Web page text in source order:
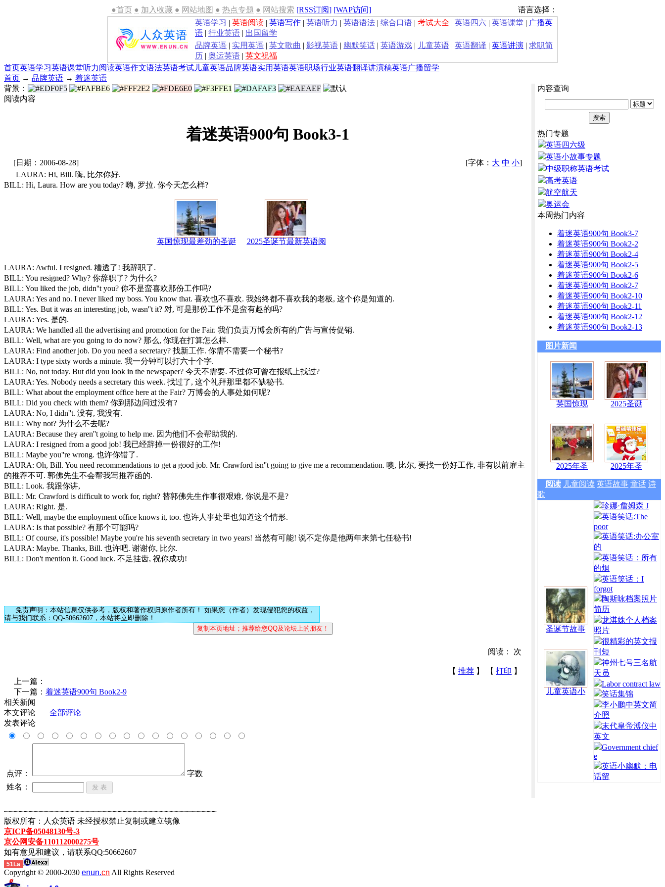
●首页 ● 加入收藏 ● 网站地图 ● 热点专题 ● 网站搜索 [RSS订阅] [WAP访问]
语言选择：
英语学习 | 英语阅读 | 英语写作 | 英语听力 | 英语语法 | 综合口语 | 考试大全 | 英语四六 | 英语课堂 | 广播英
语 | 行业英语 | 出国留学
品牌英语 | 实用英语 | 英文歌曲 | 影视英语 | 幽默笑话 | 英语游戏 | 儿童英语 | 英语翻译 | 英语讲演 | 求职简
历 | 奥运英语 | 英文祝福
首页英语学习英语课堂听力阅读英语作文语法英语考试 儿童英语品牌英语实用英语英语职场行业英语翻译讲演稿英语广播留学
首页 → 品牌英语 → 着迷英语
背景：
阅读内容
着迷英语900句 Book3-1
[日期：2006-08-28] [字体： 大 中 小]
LAURA: Hi, Bill. 嗨, 比尔你好.
BILL: Hi, Laura. How are you today? 嗨, 罗拉. 你今天怎么样?
英国惊现最差劲的圣诞 2025圣诞节最新英语阅
LAURA: Awful. I resigned. 糟透了! 我辞职了.
BILL: You resigned? Why? 你辞职了? 为什么?
BILL: You liked the job, didn''t you? 你不是蛮喜欢那份工作吗?
LAURA: Yes and no. I never liked my boss. You know that. 喜欢也不喜欢. 我始终都不喜欢我的老板, 这个你是知道的.
BILL: Yes. But it was an interesting job, wasn''t it? 对, 可是那份工作不是蛮有趣的吗?
LAURA: Yes. 是的.
LAURA: We handled all the advertising and promotion for the Fair. 我们负责万博会所有的广告与宣传促销.
BILL: Well, what are you going to do now? 那么, 你现在打算怎么样.
LAURA: Find another job. Do you need a secretary? 找新工作. 你需不需要一个秘书?
LAURA: I type sixty words a minute. 我一分钟可以打六十个字.
BILL: No, not today. But did you look in the newspaper? 今天不需要. 不过你可曾在报纸上找过?
LAURA: Yes. Nobody needs a secretary this week. 找过了, 这个礼拜那里都不缺秘书.
BILL: What about the employment office here at the Fair? 万博会的人事处如何呢?
BILL: Did you check with them? 你到那边问过没有?
LAURA: No, I didn''t. 没有, 我没有.
BILL: Why not? 为什么不去呢?
LAURA: Because they aren''t going to help me. 因为他们不会帮助我的.
LAURA: I resigned from a good job! 我已经辞掉一份很好的工作!
BILL: Maybe you''re wrong. 也许你错了.
LAURA: Oh, Bill. You need recommendations to get a good job. Mr. Crawford isn''t going to give me a recommendation. 噢, 比尔, 要找一份好工作, 非有以前雇主
的推荐不可. 郭佛先生不会帮我写推荐函的.
BILL: Look. 我跟你讲,
BILL: Mr. Crawford is difficult to work for, right? 替郭佛先生作事很艰难, 你说是不是?
LAURA: Right. 是.
BILL: Well, maybe the employment office knows it, too. 也许人事处里也知道这个情形.
LAURA: Is that possible? 有那个可能吗?
BILL: Of course, it's possible! Maybe you're his seventh secretary in two years! 当然有可能! 说不定你是他两年来第七任秘书!
LAURA: Maybe. Thanks, Bill. 也许吧. 谢谢你, 比尔.
BILL: Don't mention it. Good luck. 不足挂齿, 祝你成功!
免责声明：本站信息仅供参考，版权和著作权归原作者所有！ 如果您（作者）发现侵犯您的权益，
请与我们联系：QQ-50662607，本站将立即删除！
阅读： 次
【 推荐 】 【 打印 】
上一篇：
下一篇： 着迷英语900句 Book2-9
相关新闻
本文评论
全部评论
发表评论
点评：
字数
姓名：
内容查询
热门专题
英语四六级
英语小故事专题
中级职称英语考试
高考英语
航空航天
奥运会
本周热门内容
着迷英语900句 Book3-7
着迷英语900句 Book2-2
着迷英语900句 Book2-4
着迷英语900句 Book2-5
着迷英语900句 Book2-6
着迷英语900句 Book2-7
着迷英语900句 Book2-10
着迷英语900句 Book2-11
着迷英语900句 Book2-12
着迷英语900句 Book2-13
图片新闻
英国惊现 2025圣诞
2025年圣 2025年圣
阅读 儿童阅读 英语故事 童话 诗
歌
圣诞节故事
儿童英语小
珍娜·詹姆森 J
英语笑话:The
poor
英语笑话:办公室
的
英语笑话：所有
的烟
英语笑话：I
forgot
陶斯咏档案照片
简历
龙淇姝个人档案
照片
很精彩的英文报
刊短
神州七号三名航
天员
Labor contract law
笑话集锦
李小鹏中英文简
介照
末代皇帝溥仪中
英文
Government chief
e
英语小幽默：电
话留
┈┈┈┈┈┈┈┈┈┈┈┈┈┈┈┈┈┈┈┈┈┈┈┈┈┈┈┈┈┈┈┈┈┈┈┈┈┈┈┈┈┈┈
版权所有：人众英语 未经授权禁止复制或建立镜像
京ICP备05048130号-3
京公网安备110112000275号
如有意见和建议，请联系QQ:50662607
51La
Copyright © 2000-2030 enun.cn All Rights Reserved